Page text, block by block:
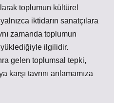
toplumun kültürel
iktidarın sanatçılara
zamanda toplumun
yüklediğiyle ilgilidir.
gelen toplumsal tepki,
karşı tavrını anlamamıza